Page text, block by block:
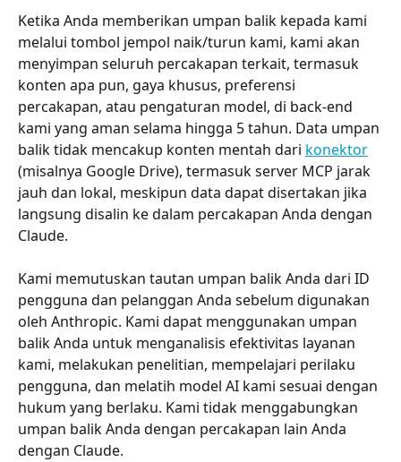
Ketika Anda memberikan umpan balik kepada kami
melalui tombol jempol naik/turun kami, kami akan
menyimpan seluruh percakapan terkait, termasuk
konten apa pun, gaya khusus, preferensi
percakapan, atau pengaturan model, di back-end
kami yang aman selama hingga 5 tahun. Data umpan
balik tidak mencakup konten mentah dari konektor
(misalnya Google Drive), termasuk server MCP jarak
jauh dan lokal, meskipun data dapat disertakan jika
langsung disalin ke dalam percakapan Anda dengan
Claude.
Kami memutuskan tautan umpan balik Anda dari ID
pengguna dan pelanggan Anda sebelum digunakan
oleh Anthropic. Kami dapat menggunakan umpan
balik Anda untuk menganalisis efektivitas layanan
kami, melakukan penelitian, mempelajari perilaku
pengguna, dan melatih model AI kami sesuai dengan
hukum yang berlaku. Kami tidak menggabungkan
umpan balik Anda dengan percakapan lain Anda
dengan Claude.